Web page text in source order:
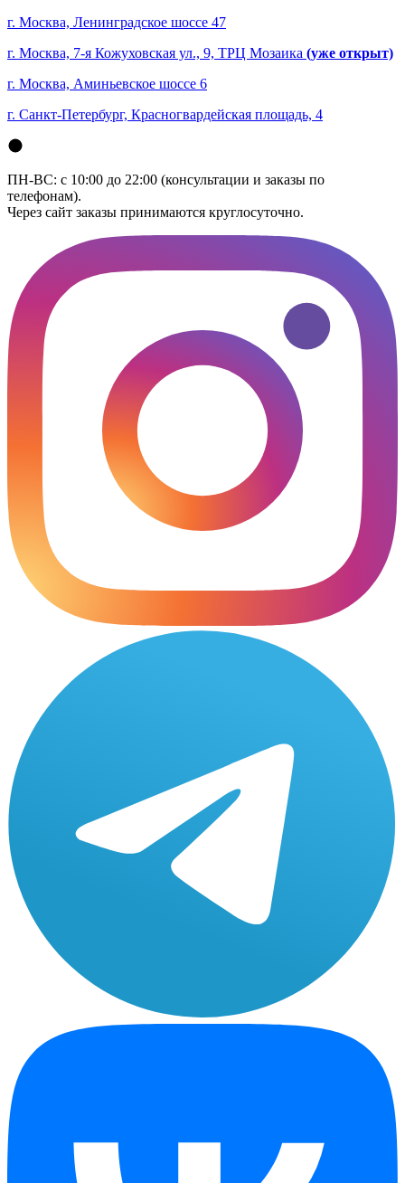
г. Москва, Ленинградское шоссе 47
г. Москва, 7-я Кожуховская ул., 9, ТРЦ Мозаика (уже открыт)
г. Москва, Аминьевское шоссе 6
г. Санкт-Петербург, Красногвардейская площадь, 4
ПН-ВС: с 10:00 до 22:00 (консультации и заказы по
телефонам).
Через сайт заказы принимаются круглосуточно.